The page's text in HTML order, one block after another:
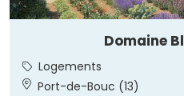
Domaine
Logements
Port-de-Bouc (13)